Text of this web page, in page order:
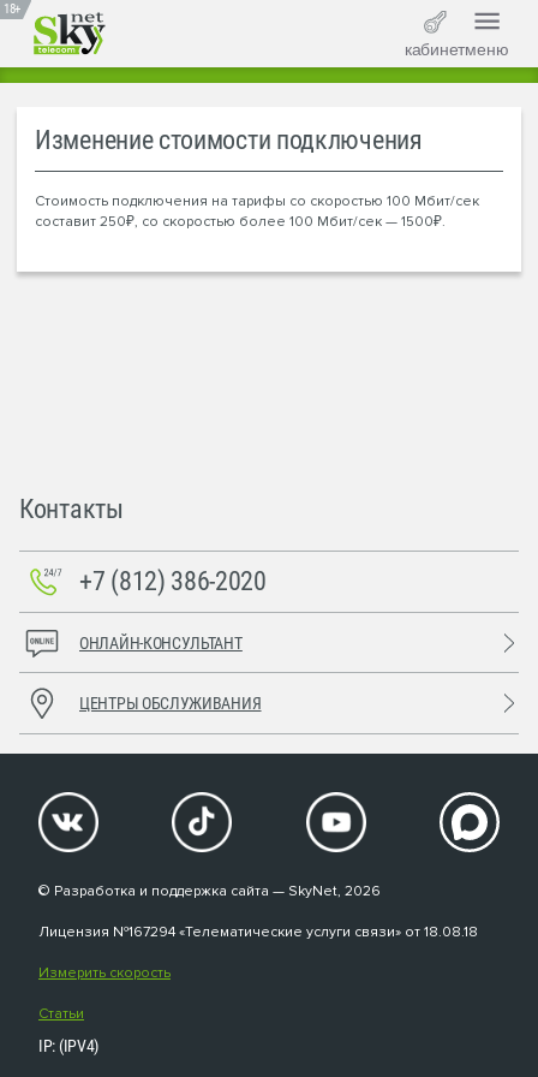
18+
кабинетменю
Изменение стоимости подключения
Стоимость подключения на тарифы со скоростью 100 Мбит/сек
составит 250₽, со скоростью более 100 Мбит/сек — 1500₽.
Контакты
+7 (812) 386-2020
ОНЛАЙН-КОНСУЛЬТАНТ
ЦЕНТРЫ ОБСЛУЖИВАНИЯ
© Разработка и поддержка сайта — SkyNet, 2026
Лицензия №167294 «Телематические услуги связи» от 18.08.18
Измерить скорость
Статьи
IP: (IPV4)